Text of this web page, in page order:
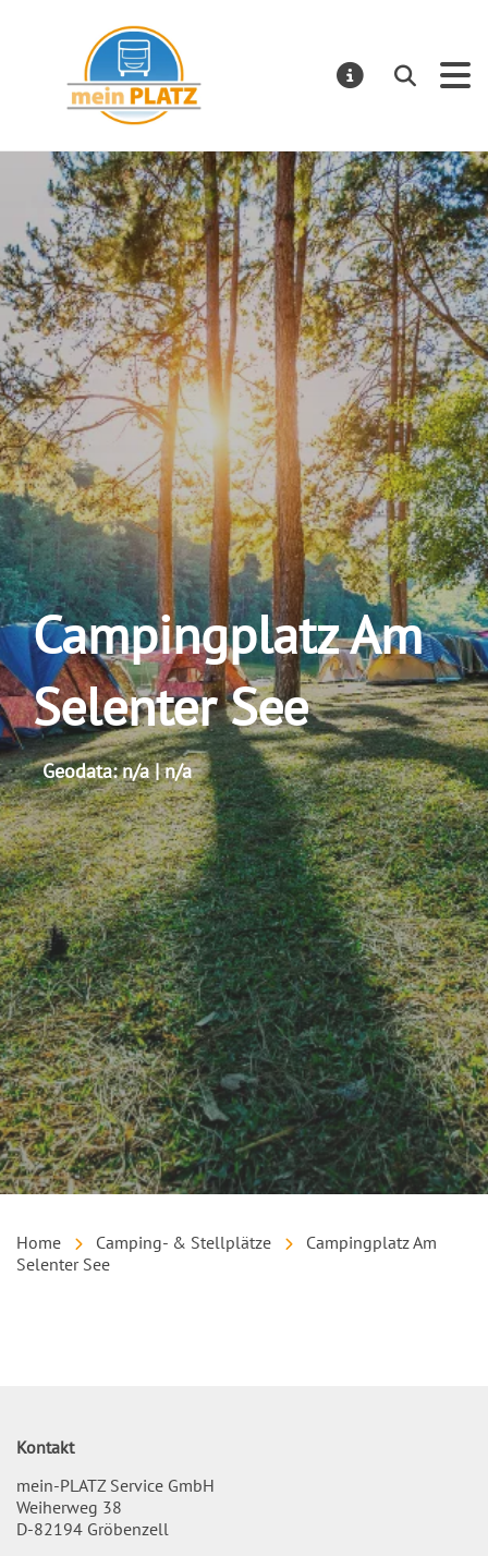
Suchen
Campingplatz Am
Selenter See
Geodata: n/a | n/a
Home Camping- & Stellplätze
Campingplatz Am
Selenter See
Kontakt
mein-PLATZ Service GmbH
Weiherweg 38
D-82194 Gröbenzell